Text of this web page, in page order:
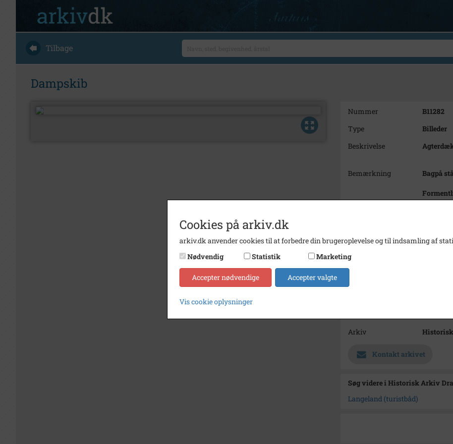
Tilbage
Dampskib
Nummer
B11282
Type
Billeder
Beskrivelse
Bemærkning Bagpå
Fotograf
Ukendt
Størrelse
8 x 15
Dragør
Arkiv
Kontakt arkivet
Søg videre i Historisk Arkiv
Langeland (turistbåd)
Cookies på arkiv.dk
arkiv.dk anvender cookies til at forbedre din brugeroplevelse og til indsamling af
Nødvendig
Statistik Marketing
Accepter nødvendige Accepter valgte
Vis cookie oplysninger